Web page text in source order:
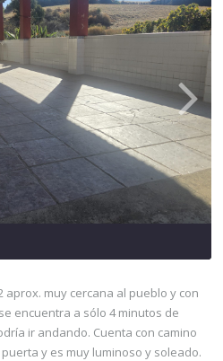
aprox. muy cercana al pueblo y con
encuentra a sólo 4 minutos de
ir andando. Cuenta con camino
y es muy luminoso y soleado.